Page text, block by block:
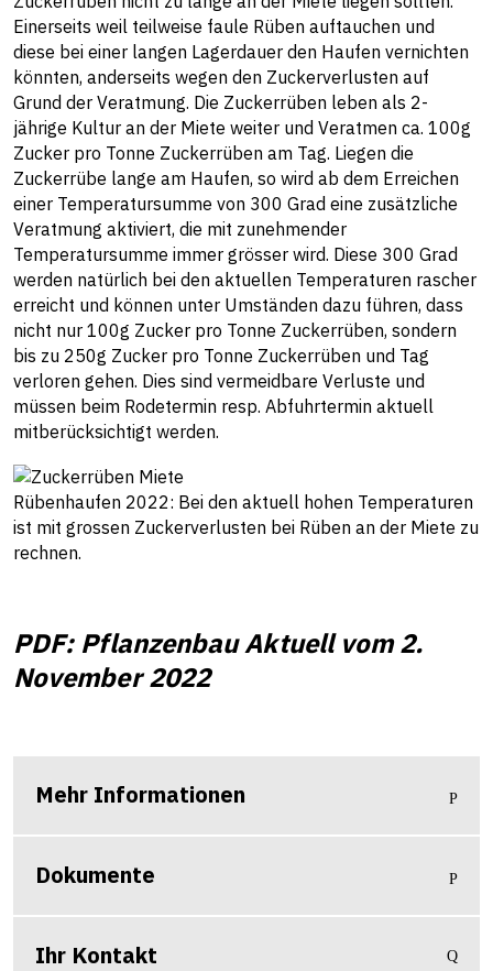
Einerseits weil teilweise faule Rüben auftauchen und
diese bei einer langen Lagerdauer den Haufen vernichten
könnten, anderseits wegen den Zuckerverlusten auf
Grund der Veratmung. Die Zuckerrüben leben als 2-
jährige Kultur an der Miete weiter und Veratmen ca. 100g
Zucker pro Tonne Zuckerrüben am Tag. Liegen die
Zuckerrübe lange am Haufen, so wird ab dem Erreichen
einer Temperatursumme von 300 Grad eine zusätzliche
Veratmung aktiviert, die mit zunehmender
Temperatursumme immer grösser wird. Diese 300 Grad
werden natürlich bei den aktuellen Temperaturen rascher
erreicht und können unter Umständen dazu führen, dass
nicht nur 100g Zucker pro Tonne Zuckerrüben, sondern
bis zu 250g Zucker pro Tonne Zuckerrüben und Tag
verloren gehen. Dies sind vermeidbare Verluste und
müssen beim Rodetermin resp. Abfuhrtermin aktuell
mitberücksichtigt werden.
Rübenhaufen 2022: Bei den aktuell hohen Temperaturen
ist mit grossen Zuckerverlusten bei Rüben an der Miete zu
rechnen.
PDF: Pflanzenbau Aktuell vom 2.
November 2022
Mehr Informationen
Dokumente
Ihr Kontakt